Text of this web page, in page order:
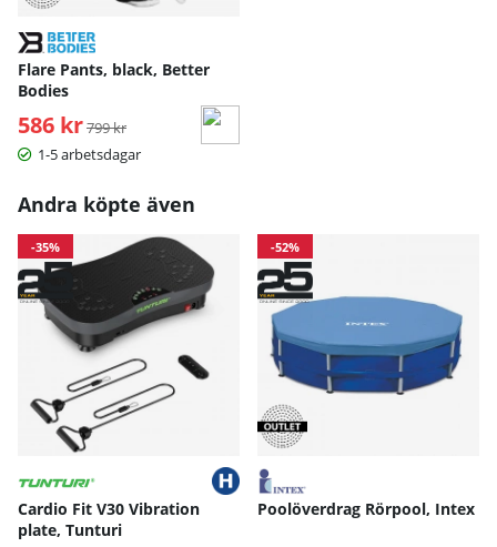
Flare Pants, black, Better
Bodies
586 krOrdinarie pris:
799 kr
1-5 arbetsdagar
Andra köpte även
-35%
Cardio Fit V30 Vibration
plate, Tunturi
-52%
Poolöverdrag Rörpool, Intex